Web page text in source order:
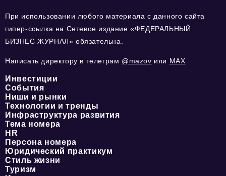
При использовании любого материала с данного сайта
гипер-ссылка на Сетевое издание «ФЕДЕРАЛЬНЫЙ
БИЗНЕС ЖУРНАЛ» обязательна.
Написать директору в телеграм @mazov или MAX
Инвестиции
События
Ниши и рынки
Технологии и тренды
Инфраструктура развития
Тема номера
HR
Персона номера
Юридический практикум
Стиль жизни
Туризм